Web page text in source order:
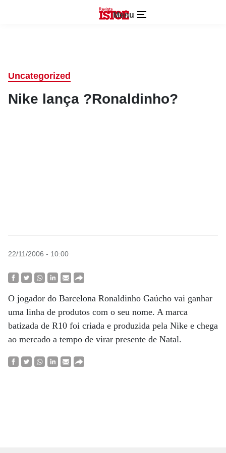
Menu
Uncategorized
Nike lança ?Ronaldinho?
22/11/2006 - 10:00
O jogador do Barcelona Ronaldinho Gaúcho vai ganhar
uma linha de produtos com o seu nome. A marca
batizada de R10 foi criada e produzida pela Nike e chega
ao mercado a tempo de virar presente de Natal.